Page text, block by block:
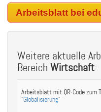
Arbeitsblatt bei
Weitere aktuelle
Bereich Wirtschaft:
Arbeitsblatt mit QR-Code zum
"Globalisierung"